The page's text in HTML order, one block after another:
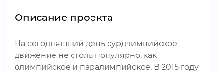
Описание проекта
На сегодняшний день сурдлимпийское
движение не столь популярно, как
олимпийское и паралимпийское. В 2015 году